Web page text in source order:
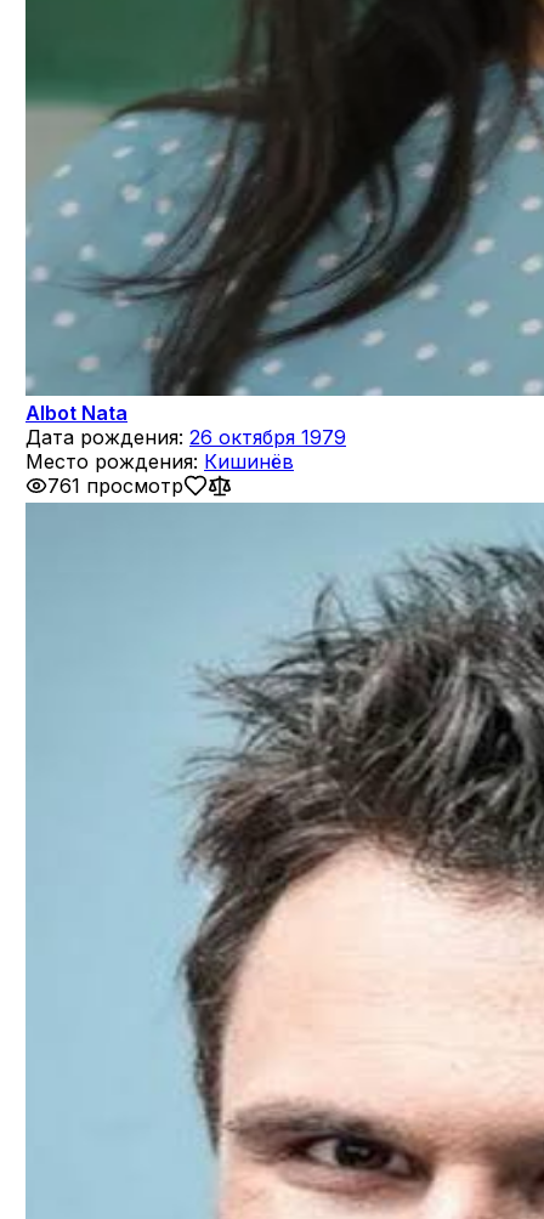
Albot Nata
Дата рождения: 26 октября 1979
Место рождения: Кишинёв
761 просмотр